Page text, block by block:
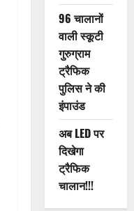
96 चालानों
वाली स्कूटी
गुरुग्राम
ट्रैफिक
पुलिस ने की
इंपाउंड
अब LED पर
दिखेगा
ट्रैफिक
चालान!!!